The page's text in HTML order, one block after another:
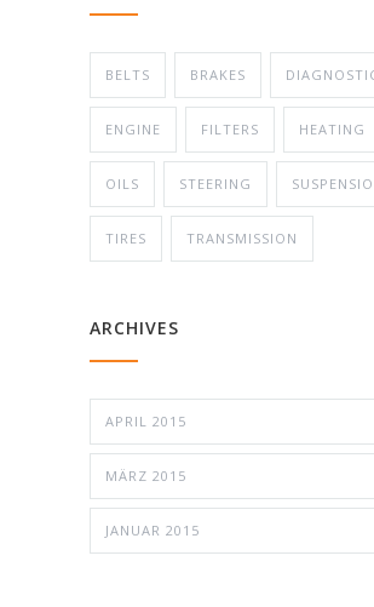
BELTS BRAKES
ENGINE FILTERS HEATING
OILS STEERING
TIRES TRANSMISSION
ARCHIVES
APRIL 2015
MÄRZ 2015
JANUAR 2015